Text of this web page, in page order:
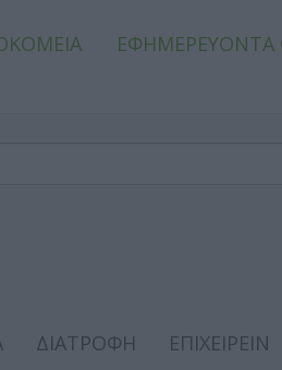
ΕΦΗΜΕΡΕΥΟΝΤΑ
ΔΙΑΤΡΟΦΗ ΕΠΙΧΕΙΡΕΙΝ